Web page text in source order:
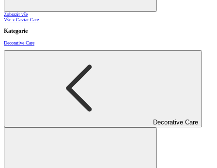
Zobrazit vše
Vše z Caviar Care
Kategorie
Decorative Care
Decorative Care